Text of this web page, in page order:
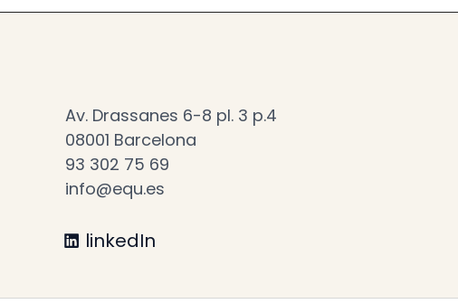
Av. Drassanes 6-8 pl. 3 p.4
08001 Barcelona
93 302 75 69
info@equ.es
linkedIn